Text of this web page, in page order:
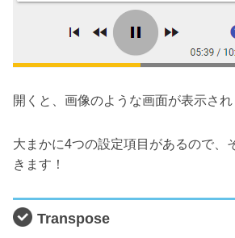
開くと、画像のような画面が表示され
大まかに4つの設定項目があるので、
きます！
Transpose